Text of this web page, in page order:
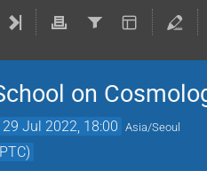
on
29 Jul 2022, 18:00 Asia/Seoul